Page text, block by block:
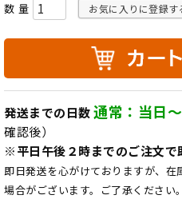
お気に入りに登録す
発送までの日数通常：当日
確認後）
※平日午後２時までのご注文で
即日発送を心がけておりますが、
場合がございます。ご了承ください。